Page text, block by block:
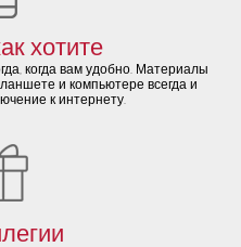
хотите
когда вам удобно. Материалы
и компьютере всегда и
к интернету.